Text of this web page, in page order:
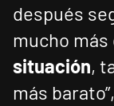
después
mucho más
situación,
más